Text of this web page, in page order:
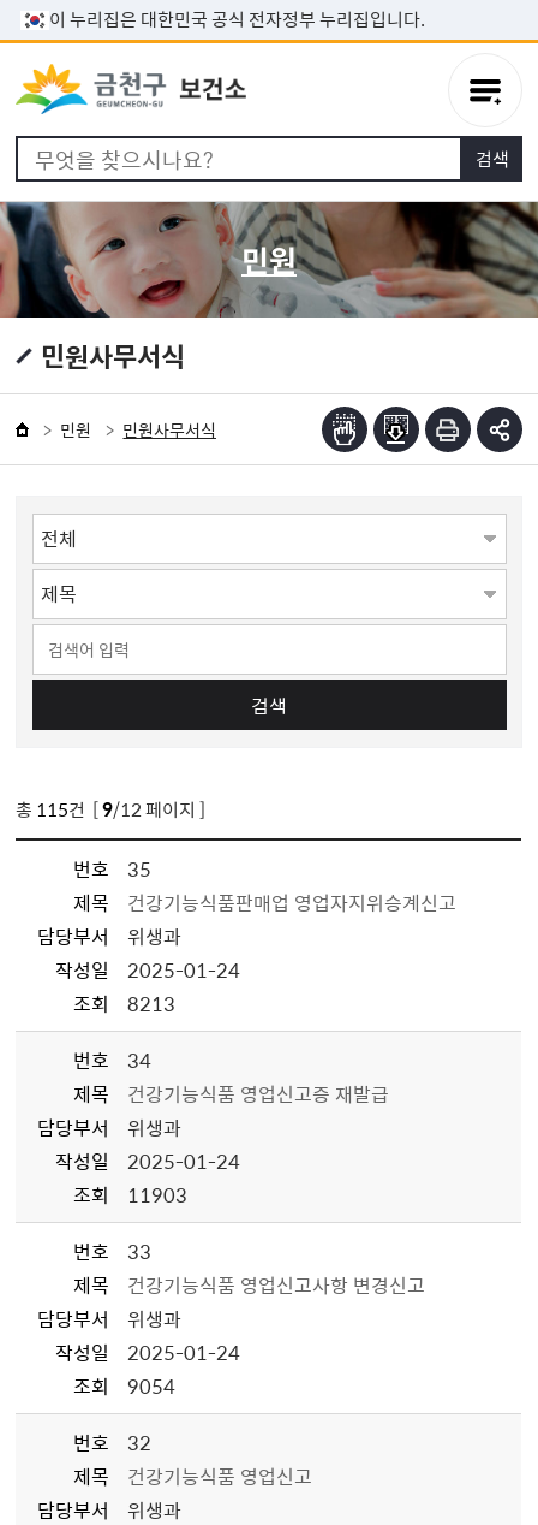
본문 바로가기
이 누리집은 대한민국 공식 전자정부 누리집입니다.
민원
민원사무서식
민원 민원사무서식
검색
총 115건 [9/12 페이지 ]
번호
35
제목
건강기능식품판매업 영업자지위승계신고
담당부서
위생과
작성일
2025-01-24
조회
8213
번호
34
제목
건강기능식품 영업신고증 재발급
담당부서
위생과
작성일
2025-01-24
조회
11903
번호
33
제목
건강기능식품 영업신고사항 변경신고
담당부서
위생과
작성일
2025-01-24
조회
9054
번호
32
제목
건강기능식품 영업신고
담당부서
위생과